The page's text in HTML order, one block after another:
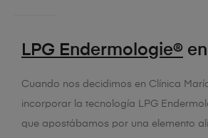
LPG Endermologie®
Cuando nos decidimos en Clínica
incorporar la tecnología LPG
que apostábamos por una elemento